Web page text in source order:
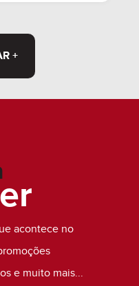
+
acontece no
e muito mais...